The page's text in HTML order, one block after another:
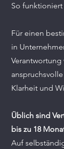
So
Für einen
in
Klarheit und
Üblich sind
bis zu 18
Auf